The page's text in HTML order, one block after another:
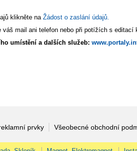
klikněte na Žádost o zaslání údajů.
mail ani telefon nebo při potížích s editací
umístění a dalších služeb:
prvky Všeobecné obchodní